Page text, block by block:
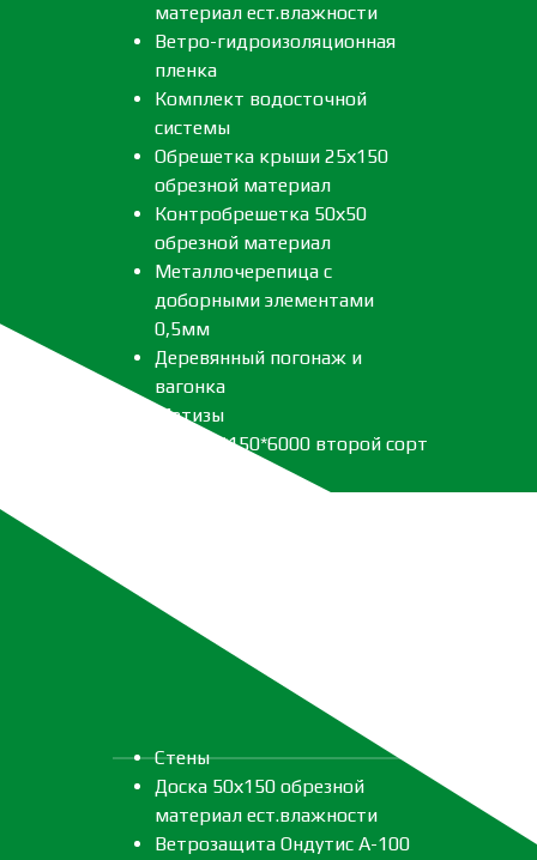
материал ест.влажности
Ветро-гидроизоляционная
пленка
Комплект водосточной
системы
Обрешетка крыши 25х150
обрезной материал
Контробрешетка 50х50
обрезной материал
Металлочерепица с
доборными элементами
0,5мм
Деревянный погонаж и
вагонка
Метизы
Леса 40*150*6000 второй сорт
Стены
Доска 50х150 обрезной
материал ест.влажности
Ветрозащита Ондутис А-100